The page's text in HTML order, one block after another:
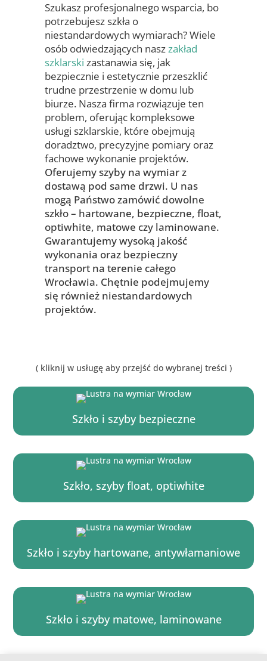
Szukasz profesjonalnego wsparcia, bo
potrzebujesz szkła o
niestandardowych wymiarach? Wiele
osób odwiedzających naszzakład
szklarski zastanawia się, jak
bezpiecznie i estetycznie przeszklić
trudne przestrzenie w domu lub
biurze. Nasza firma rozwiązuje ten
problem, oferując kompleksowe
usługi szklarskie, które obejmują
doradztwo, precyzyjne pomiary oraz
fachowe wykonanie projektów.
Oferujemy szyby na wymiar z
dostawą pod same drzwi. U nas
mogą Państwo zamówić dowolne
szkło – hartowane, bezpieczne, float,
optiwhite, matowe czy laminowane.
Gwarantujemy wysoką jakość
wykonania oraz bezpieczny
transport na terenie całego
Wrocławia. Chętnie podejmujemy
się również niestandardowych
projektów.
( kliknij w usługę aby przejść do wybranej treści )
Szkło i szyby bezpieczne
Szkło, szyby float, optiwhite
Szkło i szyby hartowane, antywłamaniowe
Szkło i szyby matowe, laminowane